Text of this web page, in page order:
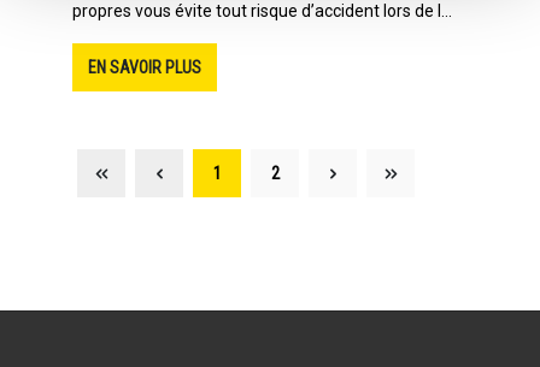
propres vous évite tout risque d’accident lors de l...
EN SAVOIR PLUS
1 2